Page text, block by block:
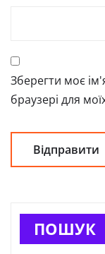
Зберегти моє
браузері для
ПОШУК